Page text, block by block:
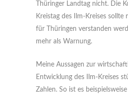
Thüringer Landtag nicht. Die
Kreistag des Ilm-Kreises sollte
für Thüringen verstanden
mehr als Warnung.
Meine Aussagen zur
Entwicklung des Ilm-Kreises
Zahlen. So ist es